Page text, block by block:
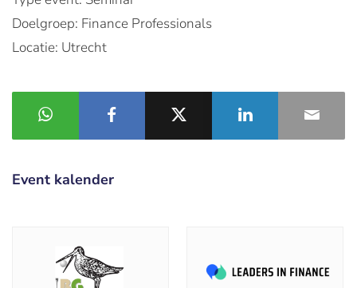
Doelgroep: Finance Professionals
Locatie: Utrecht
Event kalender